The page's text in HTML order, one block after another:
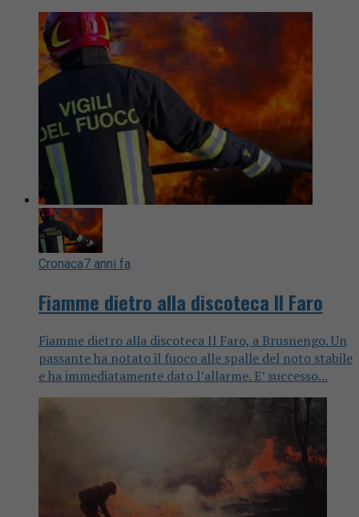
Cronaca7 anni fa
Fiamme dietro alla discoteca Il Faro
Fiamme dietro alla discoteca Il Faro, a Brusnengo. Un
passante ha notato il fuoco alle spalle del noto stabile
e ha immediatamente dato l’allarme. E’ successo...